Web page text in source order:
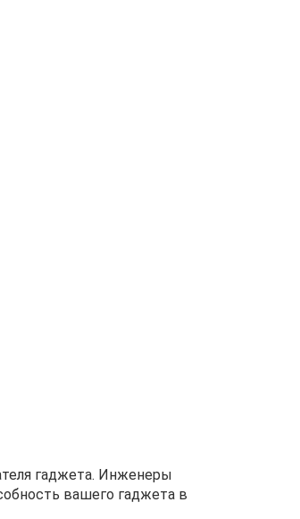
гаджета. Инженеры
вашего гаджета в